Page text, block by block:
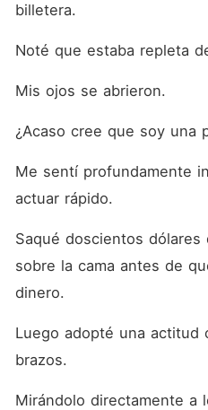
billetera.
Noté que estaba repleta
Mis ojos se abrieron.
¿Acaso cree que soy una
Me sentí profundamente
actuar rápido.
Saqué doscientos
sobre la cama antes de
dinero.
Luego adopté una actitud
brazos.
Mirándolo directamente a